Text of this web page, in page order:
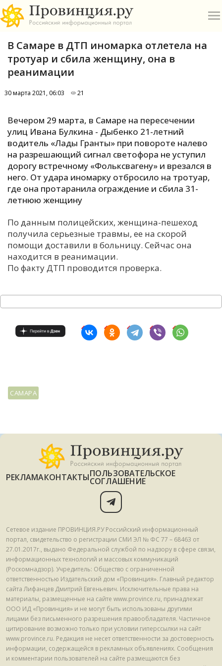
А
Б
В
Е
К
П
С
Т
У
В Самаре в ДТП иномарка отлетела на
тротуар и сбила женщину, она в
реанимации
30 марта 2021, 06:03 21
Вечером 29 марта, в Самаре на пересечении
улиц Ивана Булкина - Дыбенко 21-летний
водитель «Лады Гранты» при повороте налево
на разрешающий сигнал светофора не уступил
дорогу встречному «Фольксвагену» и врезался в
него. От удара иномарку отбросило на тротуар,
где она протаранила ограждение и сбила 31-
летнюю женщину
По данным полицейских, женщина-пешеход
получила серьезные травмы, ее на скорой
помощи доставили в больницу. Сейчас она
находится в реанимации.
По факту ДТП проводится проверка.
САМАРА
РЕКЛАМАКОНТАКТЫПОЛЬЗОВАТЕЛЬСКОЕ
СОГЛАШЕНИЕ
Сетевое издание ПРОВИНЦИЯ.РУ Российский информационный
портал, свидетельство о регистрации СМИ ЭЛ № ФС 77 – 68463 от
27.01.2017г., выдано Федеральной службой по надзору в сфере связи,
информационных технологий и массовых коммуникаций
(Роскомнадзор). Учредитель: Общество с ограниченной
ответственностью Издательский дом «Провинция». Главный редактор
сайта Лифанцев Дмитрий Евгеньевич. Исключительные права на
материалы, размещенные на сайте www.province.ru, принадлежат
ООО ИД «Провинция» и не могут быть использованы другими
лицами без письменного разрешения правообладателя. Частичное
цитирование возможно только при условии гиперссылки на сайт
www.province.ru. Редакция не несет ответственности за достоверность
информации, содержащейся в рекламных объявлениях. Сообщения
и комментарии пользователей на сайте размещаются без